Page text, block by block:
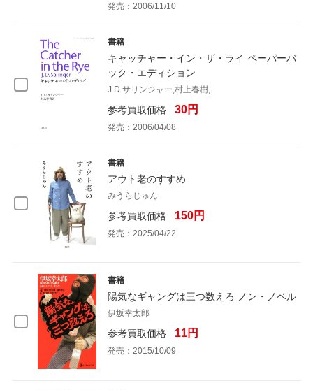
発売：2006/11/10
書籍
キャッチャー・イン・ザ・ライ ペーパーバ
ック・エディション
J.D.サリンジャー,村上春樹,
参考買取価格 30円
発売：2006/04/08
書籍
アウト老のすすめ
みうらじゅん
参考買取価格 150円
発売：2025/04/22
書籍
陽気なギャングは三つ数えろ ノン・ノベル
伊坂幸太郎
参考買取価格 11円
発売：2015/10/09